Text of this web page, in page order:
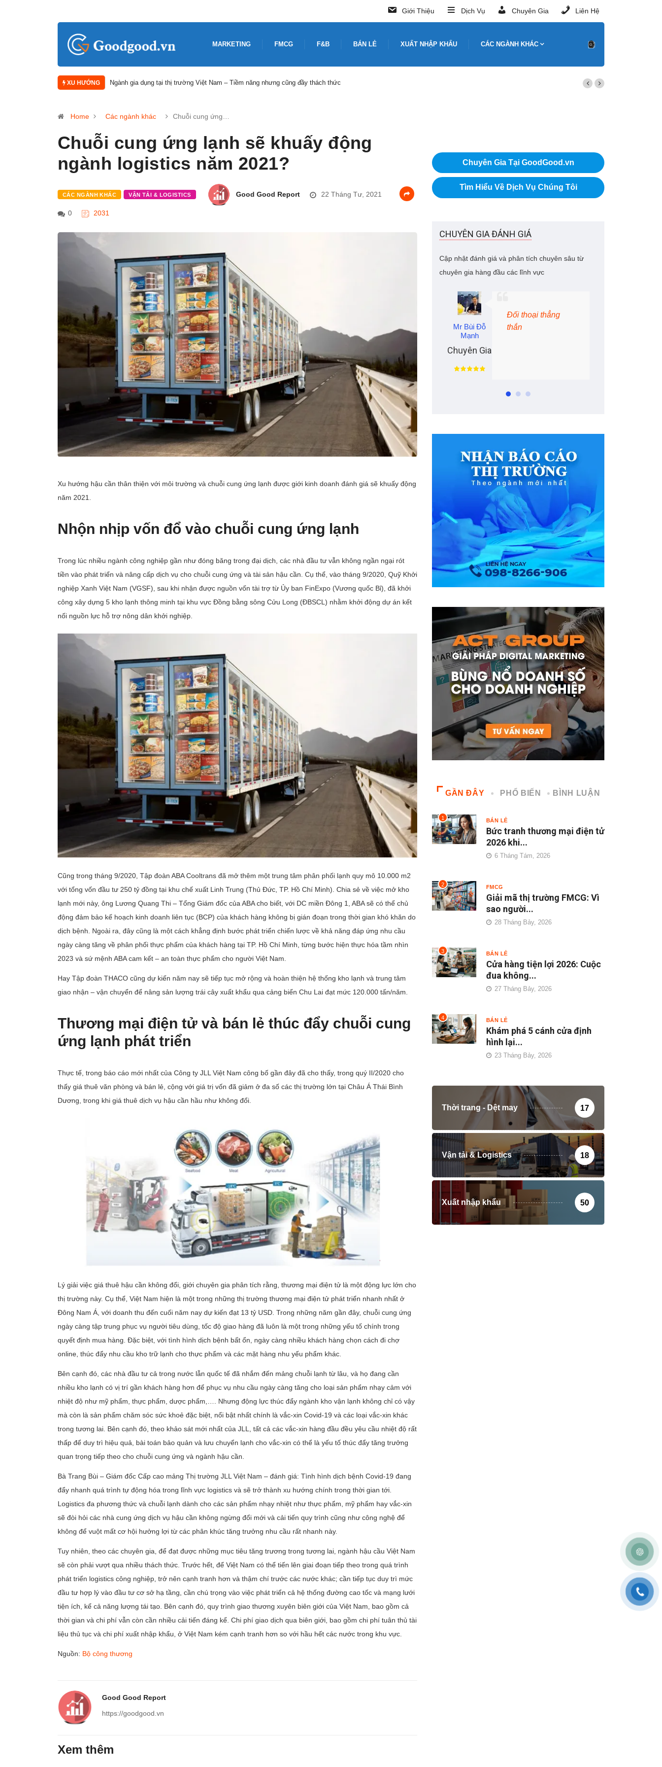
Giới Thiệu Dịch Vụ Chuyên Gia Liên Hệ
MARKETING FMCG F&B BÁN LẺ XUẤT NHẬP KHẨU CÁC NGÀNH KHÁC
XU HƯỚNG Báo cáo nghiên cứu thị trường khách du lịch Nhật Bản
Home Các ngành khác Chuỗi cung ứng…
Chuỗi cung ứng lạnh sẽ khuấy động
ngành logistics năm 2021?
CÁC NGÀNH KHÁC VẬN TẢI & LOGISTICS Good Good Report 22 Tháng Tư, 2021
0 2031
Xu hướng hậu cần thân thiện với môi trường và chuỗi cung ứng lạnh được giới kinh doanh đánh giá sẽ khuấy động
năm 2021.
Nhộn nhịp vốn đổ vào chuỗi cung ứng lạnh
Trong lúc nhiều ngành công nghiệp gần như đóng băng trong đại dịch, các nhà đầu tư vẫn không ngần ngại rót
tiền vào phát triển và nâng cấp dịch vụ cho chuỗi cung ứng và tài sản hậu cần. Cụ thể, vào tháng 9/2020, Quỹ Khởi
nghiệp Xanh Việt Nam (VGSF), sau khi nhận được nguồn vốn tài trợ từ Ủy ban FinExpo (Vương quốc Bỉ), đã khởi
công xây dựng 5 kho lạnh thông minh tại khu vực Đồng bằng sông Cửu Long (ĐBSCL) nhằm khởi động dự án kết
nối nguồn lực hỗ trợ nông dân khởi nghiệp.
Cũng trong tháng 9/2020, Tập đoàn ABA Cooltrans đã mở thêm một trung tâm phân phối lạnh quy mô 10.000 m2
với tổng vốn đầu tư 250 tỷ đồng tại khu chế xuất Linh Trung (Thủ Đức, TP. Hồ Chí Minh). Chia sẻ về việc mở kho
lạnh mới này, ông Lương Quang Thi – Tổng Giám đốc của ABA cho biết, với DC miền Đông 1, ABA sẽ có thể chủ
động đảm bảo kế hoạch kinh doanh liên tục (BCP) của khách hàng không bị gián đoạn trong thời gian khó khăn do
dịch bệnh. Ngoài ra, đây cũng là một cách khẳng định bước phát triển chiến lược về khả năng đáp ứng nhu cầu
ngày càng tăng về phân phối thực phẩm của khách hàng tại TP. Hồ Chí Minh, từng bước hiện thực hóa tầm nhìn
2023 và sứ mệnh ABA cam kết – an toàn thực phẩm cho người Việt Nam.
Hay Tập đoàn THACO cũng dự kiến năm nay sẽ tiếp tục mở rộng và hoàn thiện hệ thống kho lạnh và trung tâm
giao nhận – vận chuyển để nâng sản lượng trái cây xuất khẩu qua cảng biển Chu Lai đạt mức 120.000 tấn/năm.
Thương mại điện tử và bán lẻ thúc đẩy chuỗi cung
ứng lạnh phát triển
Thực tế, trong báo cáo mới nhất của Công ty JLL Việt Nam công bố gần đây đã cho thấy, trong quý II/2020 cho
thấy giá thuê văn phòng và bán lẻ, cộng với giá trị vốn đã giảm ở đa số các thị trường lớn tại Châu Á Thái Bình
Dương, trong khi giá thuê dịch vụ hậu cần hầu như không đổi.
Lý giải việc giá thuê hậu cần không đổi, giới chuyên gia phân tích rằng, thương mại điện tử là một động lực lớn cho
thị trường này. Cụ thể, Việt Nam hiện là một trong những thị trường thương mại điện tử phát triển nhanh nhất ở
Đông Nam Á, với doanh thu đến cuối năm nay dự kiến đạt 13 tỷ USD. Trong những năm gần đây, chuỗi cung ứng
ngày càng tập trung phục vụ người tiêu dùng, tốc độ giao hàng đã luôn là một trong những yếu tố chính trong
quyết định mua hàng. Đặc biệt, với tình hình dịch bệnh bất ổn, ngày càng nhiều khách hàng chọn cách đi chợ
online, thúc đẩy nhu cầu kho trữ lạnh cho thực phẩm và các mặt hàng nhu yếu phẩm khác.
Bên cạnh đó, các nhà đầu tư cả trong nước lẫn quốc tế đã nhắm đến mảng chuỗi lạnh từ lâu, và họ đang cần
nhiều kho lạnh có vị trí gần khách hàng hơn để phục vụ nhu cầu ngày càng tăng cho loại sản phẩm nhạy cảm với
nhiệt độ như mỹ phẩm, thực phẩm, dược phẩm,…. Nhưng động lực thúc đẩy ngành kho vận lạnh không chỉ có vậy
mà còn là sản phẩm chăm sóc sức khoẻ đặc biệt, nổi bật nhất chính là vắc-xin Covid-19 và các loại vắc-xin khác
trong tương lai. Bên cạnh đó, theo khảo sát mới nhất của JLL, tất cả các vắc-xin hàng đầu đều yêu cầu nhiệt độ rất
thấp để duy trì hiệu quả, bài toán bảo quản và lưu chuyển lạnh cho vắc-xin có thể là yếu tố thúc đẩy tăng trưởng
quan trọng tiếp theo cho chuỗi cung ứng và ngành hậu cần.
Bà Trang Bùi – Giám đốc Cấp cao mảng Thị trường JLL Việt Nam – đánh giá: Tình hình dịch bệnh Covid-19 đang
đẩy nhanh quá trình tự động hóa trong lĩnh vực logistics và sẽ trở thành xu hướng chính trong thời gian tới.
Logistics đa phương thức và chuỗi lạnh dành cho các sản phẩm nhạy nhiệt như thực phẩm, mỹ phẩm hay vắc-xin
sẽ đòi hỏi các nhà cung ứng dịch vụ hậu cần không ngừng đổi mới và cải tiến quy trình cũng như công nghệ để
không để vuột mất cơ hội hưởng lợi từ các phân khúc tăng trưởng nhu cầu rất nhanh này.
Tuy nhiên, theo các chuyên gia, để đạt được những mục tiêu tăng trương trong tương lai, ngành hậu cầu Việt Nam
sẽ còn phải vượt qua nhiều thách thức. Trước hết, để Việt Nam có thể tiến lên giai đoạn tiếp theo trong quá trình
phát triển logistics công nghiệp, trở nên cạnh tranh hơn và thậm chí trước các nước khác; cần tiếp tục duy trì mức
đầu tư hợp lý vào đầu tư cơ sở hạ tầng, cần chú trọng vào việc phát triển cả hệ thống đường cao tốc và mạng lưới
tiện ích, kể cả năng lượng tái tạo. Bên cạnh đó, quy trình giao thương xuyên biên giới của Việt Nam, bao gồm cả
thời gian và chi phí vẫn còn cần nhiều cải tiến đáng kể. Chi phí giao dịch qua biên giới, bao gồm chi phí tuân thủ tài
liệu thủ tục và chi phí xuất nhập khẩu, ở Việt Nam kém cạnh tranh hơn so với hầu hết các nước trong khu vực.
Nguồn: Bộ công thương
Good Good Report
https://goodgood.vn
Xem thêm
Chuyên Gia Tại GoodGood.vn
Tìm Hiểu Về Dịch Vụ Chúng Tôi
CHUYÊN GIA ĐÁNH GIÁ
Cập nhật đánh giá và phân tích chuyên sâu từ
chuyên gia hàng đầu các lĩnh vực
Mrs Ngọc
Chuyên Gia
Xu hướng kinh
doanh sau dịch
được dự đoán ra
sao?
Mr Bùi Đỗ
Mạnh
Chuyên Gia
Mr Bùi Đỗ
Chuyên Gia
Vấn đề con người
GẦN ĐÂY PHỔ BIẾN BÌNH LUẬN
1 BÁN LẺ
Bức tranh thương mại điện tử
2026 khi...
6 Tháng Tám, 2026
2 FMCG
Giải mã thị trường FMCG: Vì
sao người...
28 Tháng Bảy, 2026
3 BÁN LẺ
Cửa hàng tiện lợi 2026: Cuộc
đua không...
27 Tháng Bảy, 2026
4 BÁN LẺ
Khám phá 5 cánh cửa định
hình lại...
23 Tháng Bảy, 2026
Thời trang - Dệt may 17
Vận tải & Logistics 18
Xuất nhập khẩu 50